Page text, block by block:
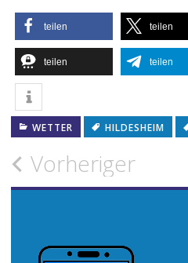
teilen teilen
teilen teilen
WETTER HILDESHEIM
Vorheriger